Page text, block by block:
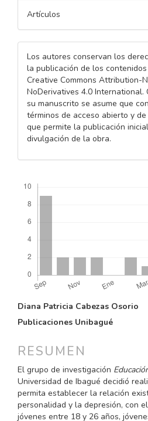
Artículos
Los autores conservan los
la publicación de los
Creative Commons Attribution-
NoDerivatives 4.0 International.
su manuscrito se asume que
términos de acceso abierto y
que permite la publicación
divulgación de la obra.
CONTENIDO
PRINCIPAL
ARTÍCULO
Diana Patricia Cabezas Osorio
Publicaciones Unibagué
RESUMEN
El grupo de investigación
Universidad de Ibagué decidió
permita establecer la relación
personalidad y la depresión, con
jóvenes entre 18 y 26 años,